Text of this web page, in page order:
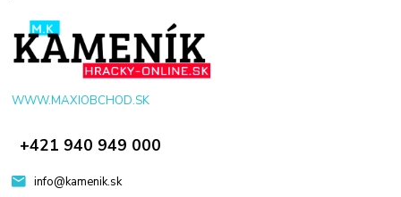
WWW.MAXIOBCHOD.SK
+421 940 949 000
info@kamenik.sk